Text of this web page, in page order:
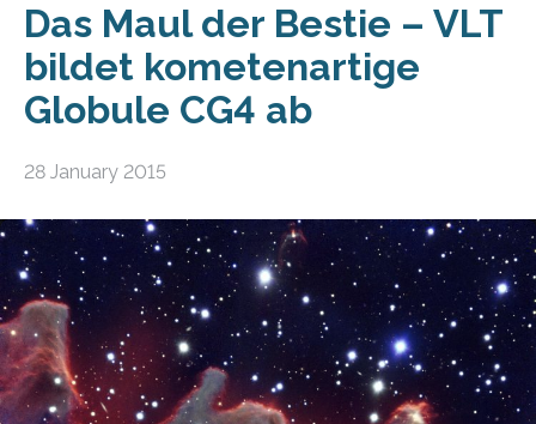
Das Maul der Bestie – VLT
bildet kometenartige
Globule CG4 ab
28 January 2015